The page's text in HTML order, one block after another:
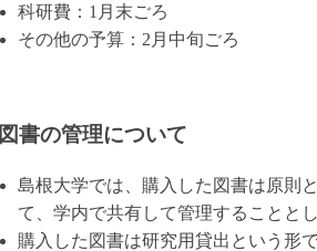
科研費：1月末ごろ
その他の予算：2月中旬ごろ
図書の管理について
島根大学では、購入した図書は原則
て、学内で共有して管理することと
購入した図書は研究用貸出という形